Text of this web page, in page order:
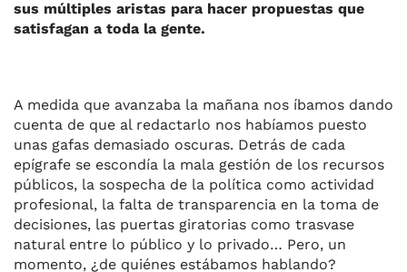
sus múltiples aristas para hacer propuestas que
satisfagan a toda la gente.
A medida que avanzaba la mañana nos íbamos dando
cuenta de que al redactarlo nos habíamos puesto
unas gafas demasiado oscuras. Detrás de cada
epígrafe se escondía la mala gestión de los recursos
públicos, la sospecha de la política como actividad
profesional, la falta de transparencia en la toma de
decisiones, las puertas giratorias como trasvase
natural entre lo público y lo privado… Pero, un
momento, ¿de quiénes estábamos hablando?